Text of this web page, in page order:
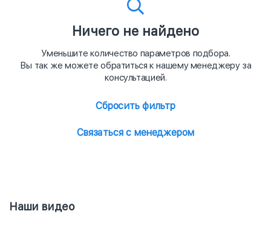
Ничего не найдено
Уменьшите количество параметров подбора.
Вы так же можете обратиться к нашему менеджеру за
консультацией.
Сбросить фильтр
Связаться с менеджером
Наши видео